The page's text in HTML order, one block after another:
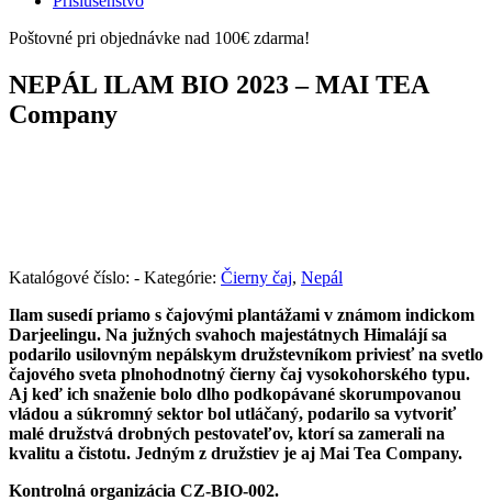
Poštovné pri objednávke nad 100€ zdarma!
NEPÁL ILAM BIO 2023 – MAI TEA
Company
Katalógové číslo: - Kategórie: Čierny čaj, Nepál
Ilam susedí priamo s čajovými plantážami v známom indickom
Darjeelingu. Na južných svahoch majestátnych Himalájí sa
podarilo usilovným nepálskym družstevníkom priviesť na svetlo
čajového sveta plnohodnotný čierny čaj vysokohorského typu.
Aj keď ich snaženie bolo dlho podkopávané skorumpovanou
vládou a súkromný sektor bol utláčaný, podarilo sa vytvoriť
malé družstvá drobných pestovateľov, ktorí sa zamerali na
kvalitu a čistotu. Jedným z družstiev je aj Mai Tea Company.
Kontrolná organizácia CZ-BIO-002.